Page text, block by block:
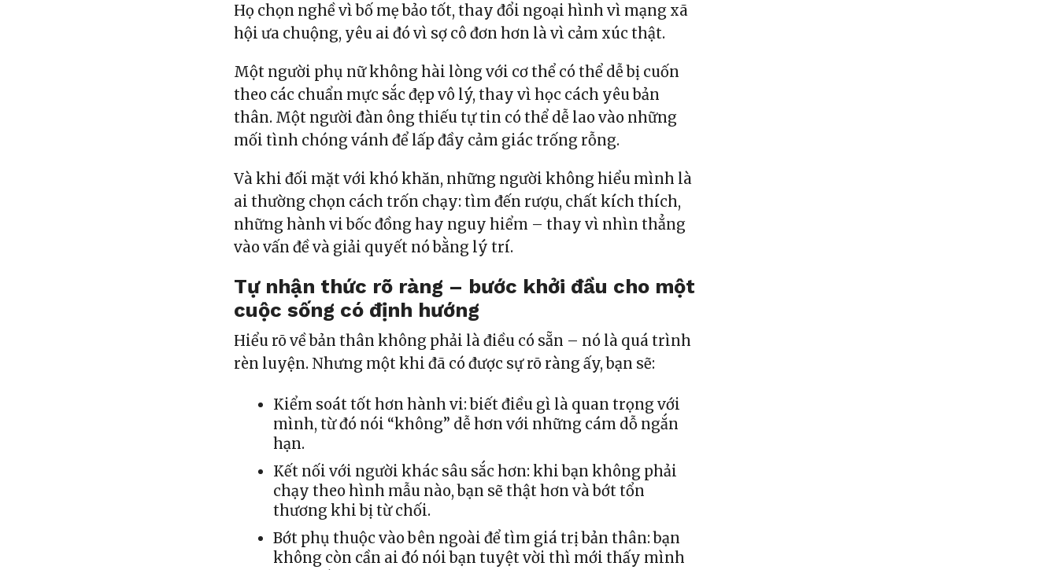
Họ chọn nghề vì bố mẹ bảo tốt, thay đổi ngoại hình vì mạng xã
hội ưa chuộng, yêu ai đó vì sợ cô đơn hơn là vì cảm xúc thật.
Một người phụ nữ không hài lòng với cơ thể có thể dễ bị cuốn
theo các chuẩn mực sắc đẹp vô lý, thay vì học cách yêu bản
thân. Một người đàn ông thiếu tự tin có thể dễ lao vào những
mối tình chóng vánh để lấp đầy cảm giác trống rỗng.
Và khi đối mặt với khó khăn, những người không hiểu mình là
ai thường chọn cách trốn chạy: tìm đến rượu, chất kích thích,
những hành vi bốc đồng hay nguy hiểm – thay vì nhìn thẳng
vào vấn đề và giải quyết nó bằng lý trí.
Tự nhận thức rõ ràng – bước khởi đầu cho một
cuộc sống có định hướng
Hiểu rõ về bản thân không phải là điều có sẵn – nó là quá trình
rèn luyện. Nhưng một khi đã có được sự rõ ràng ấy, bạn sẽ:
Kiểm soát tốt hơn hành vi: biết điều gì là quan trọng với
mình, từ đó nói “không” dễ hơn với những cám dỗ ngắn
hạn.
Kết nối với người khác sâu sắc hơn: khi bạn không phải
chạy theo hình mẫu nào, bạn sẽ thật hơn và bớt tổn
thương khi bị từ chối.
Bớt phụ thuộc vào bên ngoài để tìm giá trị bản thân: bạn
không còn cần ai đó nói bạn tuyệt vời thì mới thấy mình